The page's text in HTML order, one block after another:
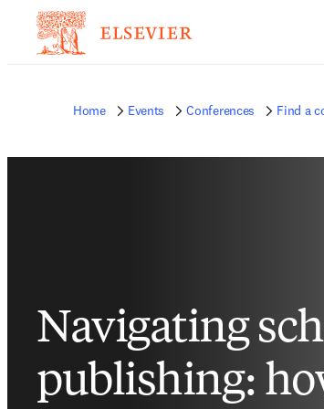
Home Events Conferences Find a
Navigating
publishing: